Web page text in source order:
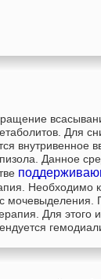
Для
внутривенное
Данное
Необходимо
мочевыделения.
Для этого